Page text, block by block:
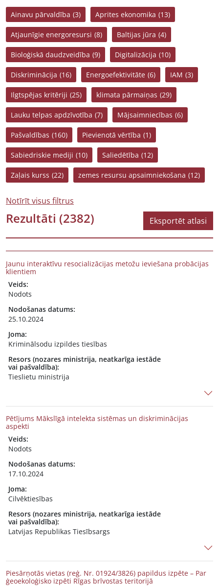
Ainavu pārvaldība (3) Aprites ekonomika (13)
Atjaunīgie energoresursi (8) Baltijas jūra (4)
Bioloģiskā daudzveidība (9) Digitalizācija (10)
Diskriminācija (16) Energoefektivitāte (6) IAM (3)
Ilgtspējas kritēriji (25) klimata pārmaiņas (29)
Lauku telpas apdzīvotība (7) Mājsaimniecības (6)
Pašvaldības (160) Pievienotā vērtība (1)
Sabiedriskie mediji (10) Saliedētība (12)
Zaļais kurss (22) zemes resursu apsaimniekošana (12)
Notīrīt visus filtrus
Rezultāti (2382) Eksportēt atlasi
Jaunu interaktīvu resocializācijas metožu ieviešana probācijas
klientiem
Veids:
Nodots
Nodošanas datums:
25.10.2024
Joma:
Kriminālsodu izpildes tiesības
Resors (nozares ministrija, neatkarīga iestāde
vai pašvaldība):
Tieslietu ministrija
Pētījums Mākslīgā intelekta sistēmas un diskriminācijas
aspekti
Veids:
Nodots
Nodošanas datums:
17.10.2024
Joma:
Cilvēktiesības
Resors (nozares ministrija, neatkarīga iestāde
vai pašvaldība):
Latvijas Republikas Tiesībsargs
Piesārņotās vietas (reģ. Nr. 01924/3826) papildus izpēte – Par
ģeoekoloģisko izpēti Rīgas brīvostas teritorijā